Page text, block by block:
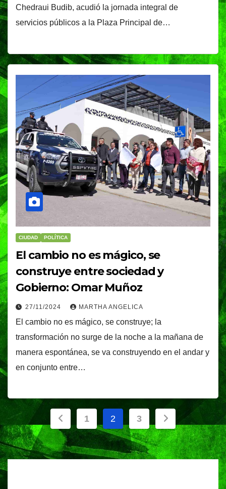
Chedraui Budib, acudió la jornada integral de
servicios públicos a la Plaza Principal de…
CIUDAD POLÍTICA
El cambio no es mágico, se
construye entre sociedad y
Gobierno: Omar Muñoz
27/11/2024 MARTHA ANGELICA
El cambio no es mágico, se construye; la
transformación no surge de la noche a la mañana de
manera espontánea, se va construyendo en el andar y
en conjunto entre…
Paginación
de
entradas
1 2 3